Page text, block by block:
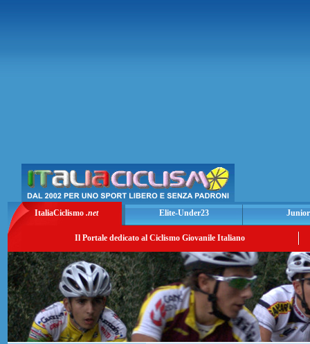
ItaliaCiclismo .net Elite-Under23
Il Portale dedicato al Ciclismo Giovanile Italiano